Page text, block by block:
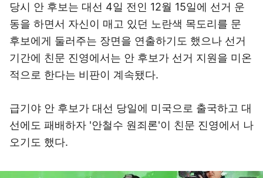
당시 안 후보는 대선 4일 전인 12월 15일에 선거 운
동을 하면서 자신이 매고 있던 노란색 목도리를 문
후보에게 둘러주는 장면을 연출하기도 했으나 선거
기간에 친문 진영에서는 안 후보가 선거 지원을 미온
적으로 한다는 비판이 계속됐다.
급기야 안 후보가 대선 당일에 미국으로 출국하고 대
선에도 패배하자 '안철수 원죄론'이 친문 진영에서 나
오기도 했다.